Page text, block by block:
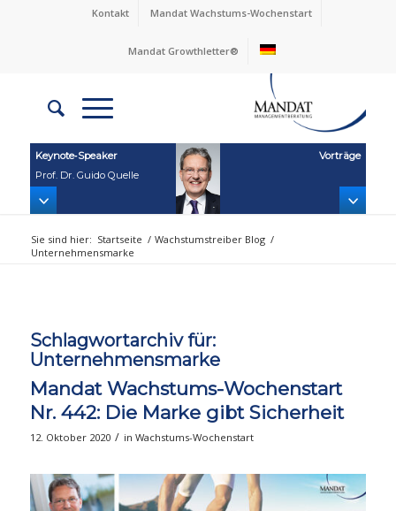
Kontakt Mandat Wachstums-Wochenstart
Mandat Growthletter®
Keynote‑Speaker
Prof. Dr. Guido Quelle
Vorträge
Sie sind hier: Startseite / Wachstumstreiber Blog /
Unternehmensmarke
Schlagwortarchiv für:
Unternehmensmarke
Mandat Wachstums-Wochenstart
Nr. 442: Die Marke gibt Sicherheit
12. Oktober 2020 / in Wachstums-Wochenstart